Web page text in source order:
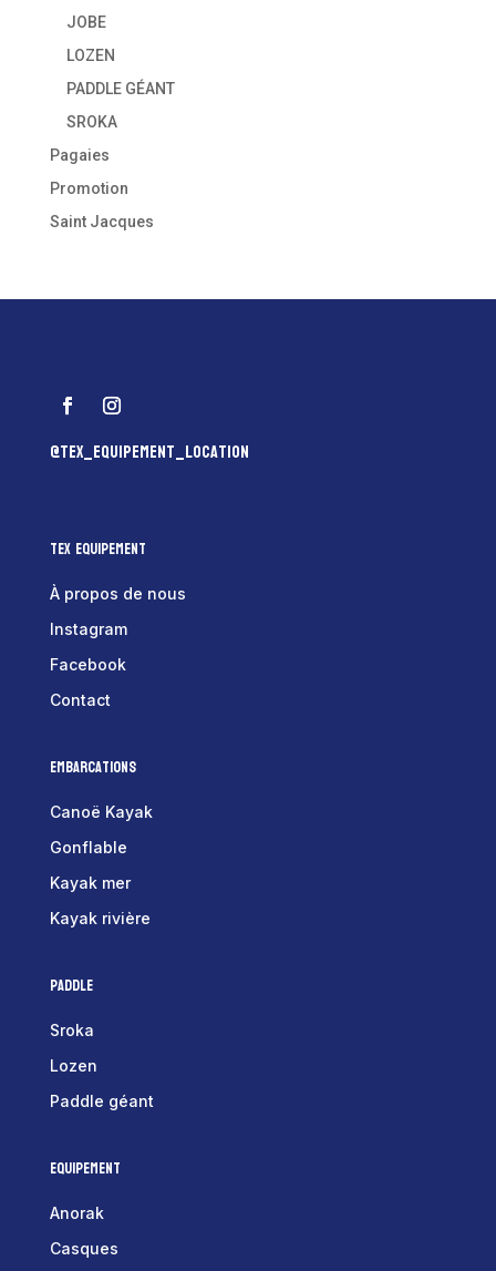
JOBE
LOZEN
PADDLE GÉANT
SROKA
Pagaies
Promotion
Saint Jacques
@tex_equipement_location
Tex Equipement
À propos de nous
Instagram
Facebook
Contact
Embarcations
Canoë Kayak
Gonflable
Kayak mer
Kayak rivière
Paddle
Sroka
Lozen
Paddle géant
Equipement
Anorak
Casques